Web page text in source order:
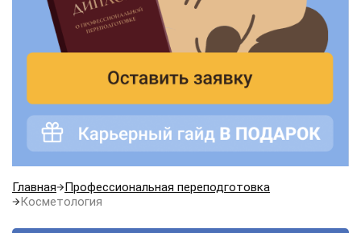
Главная
Профессиональная переподготовка
Косметология